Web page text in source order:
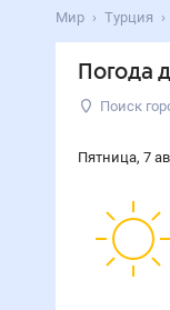
Мир Турция
Погода
Поиск
Пятница, 7